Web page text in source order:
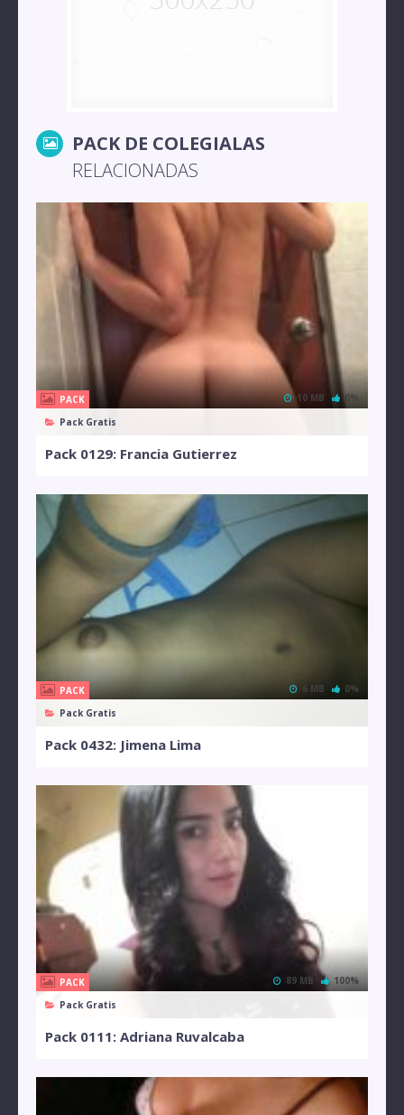
PACK DE COLEGIALAS
RELACIONADAS
PACK
Pack Gratis
10 MB 0%
Pack 0129: Francia Gutierrez
PACK
Pack Gratis
6 MB 0%
Pack 0432: Jimena Lima
PACK
Pack Gratis
89 MB 100%
Pack 0111: Adriana Ruvalcaba